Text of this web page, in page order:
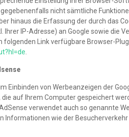
nicht sämtliche
hinaus die Erfassung der durch das
IP-Adresse) an Google sowie die
folgenden Link verfügbare Browser-
von Werbeanzeigen der
auf Ihrem Computer gespeichert
verwendet auch so genannte
Informationen wie der